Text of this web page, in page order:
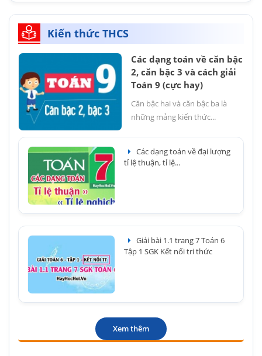
Kiến thức THCS
Các dạng toán về căn bậc
2, căn bậc 3 và cách giải
Toán 9 (cực hay)
Căn bậc hai và căn bậc ba là
những mảng kiến thức...
Các dạng toán về đại lượng
tỉ lệ thuận, tỉ lệ...
Giải bài 1.1 trang 7 Toán 6
Tập 1 SGK Kết nối tri thức
Xem thêm